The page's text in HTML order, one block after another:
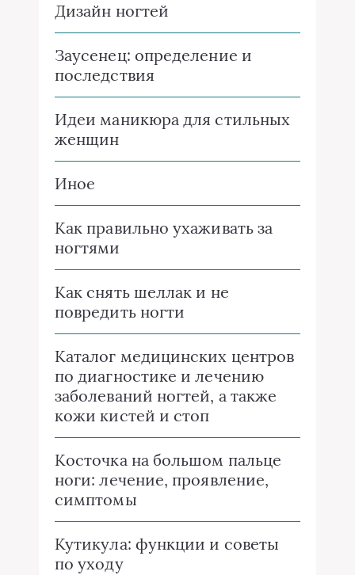
Дизайн ногтей
Заусенец: определение и
последствия
Идеи маникюра для стильных
женщин
Иное
Как правильно ухаживать за
ногтями
Как снять шеллак и не
повредить ногти
Каталог медицинских центров
по диагностике и лечению
заболеваний ногтей, а также
кожи кистей и стоп
Косточка на большом пальце
ноги: лечение, проявление,
симптомы
Кутикула: функции и советы
по уходу